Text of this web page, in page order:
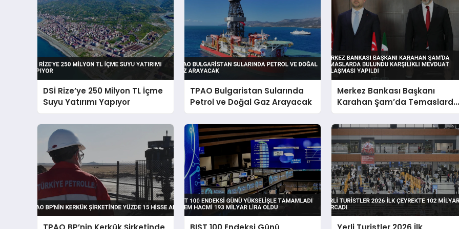
DSİ Rize’ye 250 Milyon TL İçme
Suyu Yatırımı Yapıyor
TPAO Bulgaristan Sularında
Petrol ve Doğal Gaz Arayacak
Merkez Bankası Başkanı
Karahan Şam’da Temaslarda
Bulundu Karşılıklı Mevduat
Anlaşması Yapıldı